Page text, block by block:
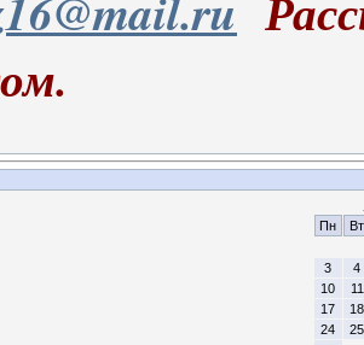
Пн
Вт
3
4
10
11
17
18
24
25